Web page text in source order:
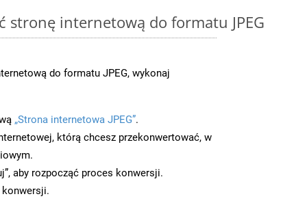
stronę internetową do formatu JPEG
do formatu JPEG, wykonaj
„Strona internetowa JPEG”.
którą chcesz przekonwertować, w
aby rozpocząć proces konwersji.
konwersji.